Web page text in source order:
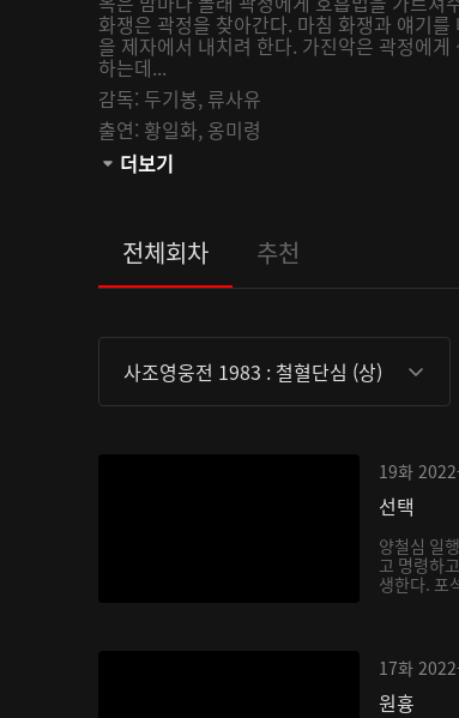
화쟁은 곽정을 찾아간다. 마침 화쟁과 얘기
을 제자에서 내치려 한다. 가진악은 곽정에
하는데...
감독: 두기봉, 류사유
출연: 황일화, 옹미령
관람등급:
더보기
전체회차 추천
사조영웅전 1983 : 철혈단심 (상)
19화
선택
양철심 일
고 명령하
생한다. 포
17화
원흉